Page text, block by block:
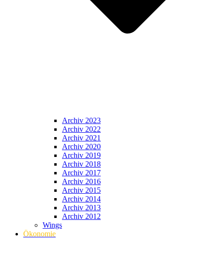
Archiv 2023
Archiv 2022
Archiv 2021
Archiv 2020
Archiv 2019
Archiv 2018
Archiv 2017
Archiv 2016
Archiv 2015
Archiv 2014
Archiv 2013
Archiv 2012
Wings
Ökonomie